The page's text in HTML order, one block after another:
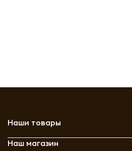
Наши товары
Наш магазин